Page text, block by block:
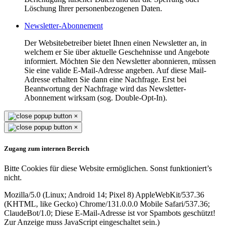
Löschung Ihrer personenbezogenen Daten.
Newsletter-Abonnement
Der Websitebetreiber bietet Ihnen einen Newsletter an, in
welchem er Sie über aktuelle Geschehnisse und Angebote
informiert. Möchten Sie den Newsletter abonnieren, müssen
Sie eine valide E-Mail-Adresse angeben. Auf diese Mail-
Adresse erhalten Sie dann eine Nachfrage. Erst bei
Beantwortung der Nachfrage wird das Newsletter-
Abonnement wirksam (sog. Double-Opt-In).
×
×
Zugang zum internen Bereich
Bitte Cookies für diese Website ermöglichen. Sonst funktioniert’s
nicht.
Mozilla/5.0 (Linux; Android 14; Pixel 8) AppleWebKit/537.36
(KHTML, like Gecko) Chrome/131.0.0.0 Mobile Safari/537.36;
ClaudeBot/1.0; Diese E-Mail-Adresse ist vor Spambots geschützt!
Zur Anzeige muss JavaScript eingeschaltet sein.)